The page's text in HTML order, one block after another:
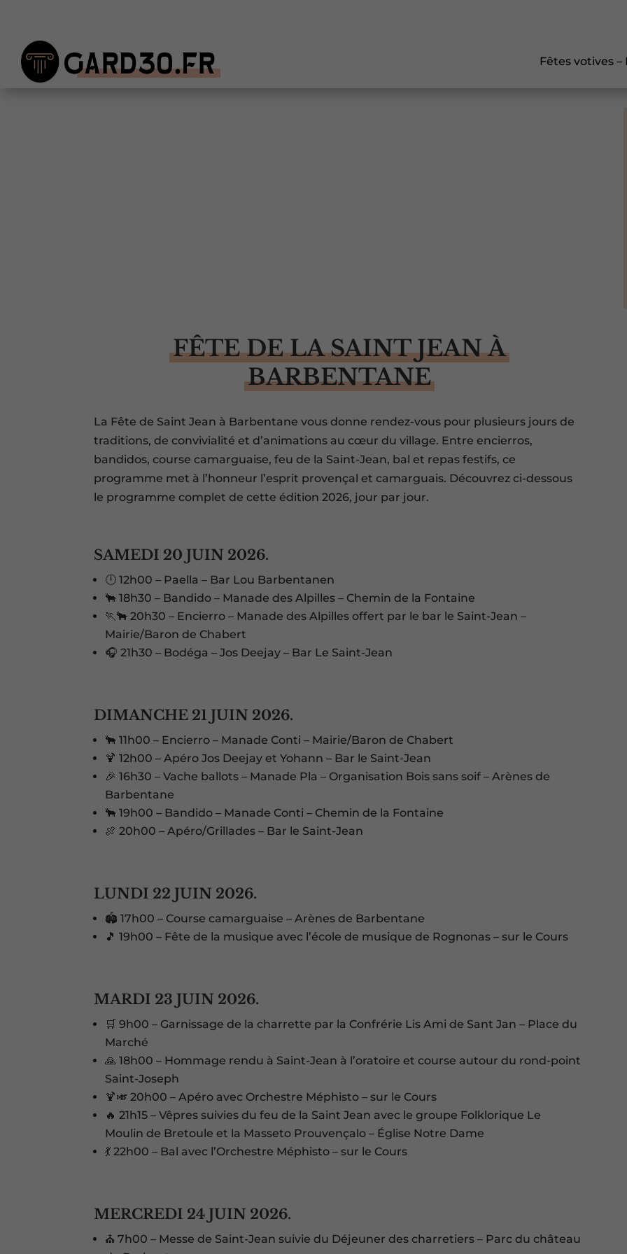
Fêtes votives –
FÊTE DE LA SAINT JEAN À
BARBENTANE
La Fête de Saint Jean à Barbentane vous donne rendez-vous pour plusieurs jours de
traditions, de convivialité et d’animations au cœur du village. Entre encierros,
bandidos, course camarguaise, feu de la Saint-Jean, bal et repas festifs, ce
programme met à l’honneur l’esprit provençal et camarguais. Découvrez ci-dessous
le programme complet de cette édition 2026, jour par jour.
SAMEDI 20 JUIN 2026.
🕛 12h00 – Paella – Bar Lou Barbentanen
🐂 18h30 – Bandido – Manade des Alpilles – Chemin de la Fontaine
🏃🐂 20h30 – Encierro – Manade des Alpilles offert par le bar le Saint-Jean –
Mairie/Baron de Chabert
🎧 21h30 – Bodéga – Jos Deejay – Bar Le Saint-Jean
DIMANCHE 21 JUIN 2026.
🐂 11h00 – Encierro – Manade Conti – Mairie/Baron de Chabert
🍹 12h00 – Apéro Jos Deejay et Yohann – Bar le Saint-Jean
🎉 16h30 – Vache ballots – Manade Pla – Organisation Bois sans soif – Arènes de
Barbentane
🐂 19h00 – Bandido – Manade Conti – Chemin de la Fontaine
🍖 20h00 – Apéro/Grillades – Bar le Saint-Jean
LUNDI 22 JUIN 2026.
🏟️ 17h00 – Course camarguaise – Arènes de Barbentane
🎵 19h00 – Fête de la musique avec l’école de musique de Rognonas – sur le Cours
MARDI 23 JUIN 2026.
🛒 9h00 – Garnissage de la charrette par la Confrérie Lis Ami de Sant Jan – Place du
Marché
🙏 18h00 – Hommage rendu à Saint-Jean à l’oratoire et course autour du rond-point
Saint-Joseph
🍹🎺 20h00 – Apéro avec Orchestre Méphisto – sur le Cours
🔥 21h15 – Vêpres suivies du feu de la Saint Jean avec le groupe Folklorique Le
Moulin de Bretoule et la Masseto Prouvençalo – Église Notre Dame
💃 22h00 – Bal avec l’Orchestre Méphisto – sur le Cours
MERCREDI 24 JUIN 2026.
⛪ 7h00 – Messe de Saint-Jean suivie du Déjeuner des charretiers – Parc du château